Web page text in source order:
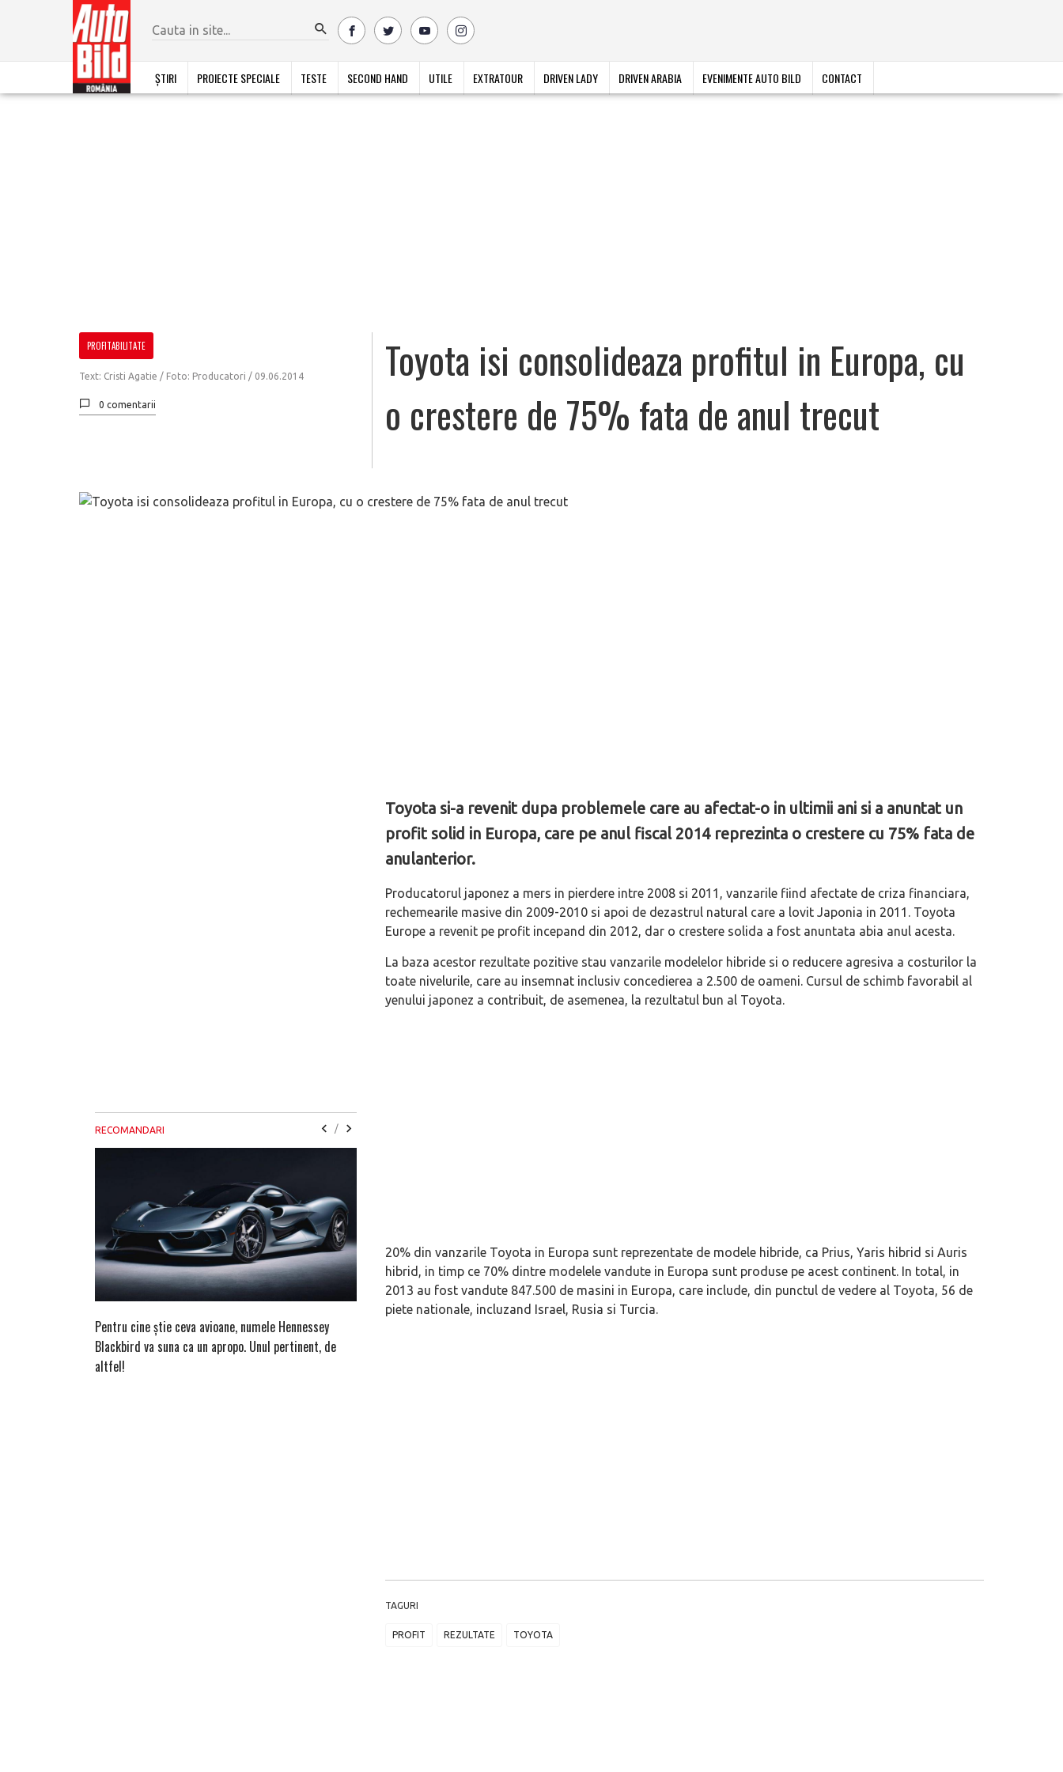
ȘTIRI PROIECTE SPECIALE TESTE SECOND HAND UTILE EXTRATOUR DRIVEN LADY DRIVEN ARABIA EVENIMENTE AUTO BILD CONTACT
PROFITABILITATE
Text: Cristi Agatie / Foto: Producatori / 09.06.2014
0 comentarii
Toyota isi consolideaza profitul in Europa, cu
o crestere de 75% fata de anul trecut
Toyota si-a revenit dupa problemele care au afectat-o in ultimii ani si a anuntat un
profit solid in Europa, care pe anul fiscal 2014 reprezinta o crestere cu 75% fata de
anulanterior.
Producatorul japonez a mers in pierdere intre 2008 si 2011, vanzarile fiind afectate de criza financiara,
rechemearile masive din 2009-2010 si apoi de dezastrul natural care a lovit Japonia in 2011. Toyota
Europe a revenit pe profit incepand din 2012, dar o crestere solida a fost anuntata abia anul acesta.
La baza acestor rezultate pozitive stau vanzarile modelelor hibride si o reducere agresiva a costurilor la
toate nivelurile, care au insemnat inclusiv concedierea a 2.500 de oameni. Cursul de schimb favorabil al
yenului japonez a contribuit, de asemenea, la rezultatul bun al Toyota.
20% din vanzarile Toyota in Europa sunt reprezentate de modele hibride, ca Prius, Yaris hibrid si Auris
hibrid, in timp ce 70% dintre modelele vandute in Europa sunt produse pe acest continent. In total, in
2013 au fost vandute 847.500 de masini in Europa, care include, din punctul de vedere al Toyota, 56 de
piete nationale, incluzand Israel, Rusia si Turcia.
TAGURI
PROFIT REZULTATE TOYOTA
RECOMANDARI /
Pentru cine știe ceva avioane, numele Hennessey
Blackbird va suna ca un apropo. Unul pertinent, de
altfel!